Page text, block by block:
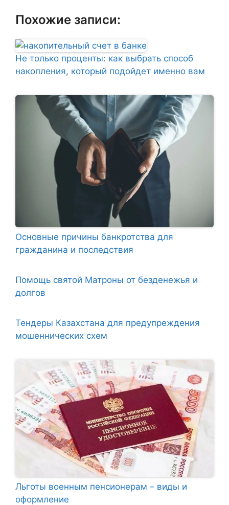
Похожие записи:
Не только проценты: как выбрать способ
накопления, который подойдет именно вам
Основные причины банкротства для
гражданина и последствия
Помощь святой Матроны от безденежья и
долгов
Тендеры Казахстана для предупреждения
мошеннических схем
Льготы военным пенсионерам – виды и
оформление